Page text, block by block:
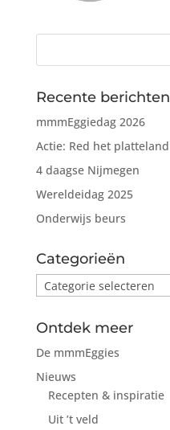
Recente berichten
mmmEggiedag 2026
Actie: Red het platteland
4 daagse Nijmegen
Wereldeidag 2025
Onderwijs beurs
Categorieën
Categorieën
Ontdek meer
De mmmEggies
Nieuws
Recepten & inspiratie
Uit ’t veld